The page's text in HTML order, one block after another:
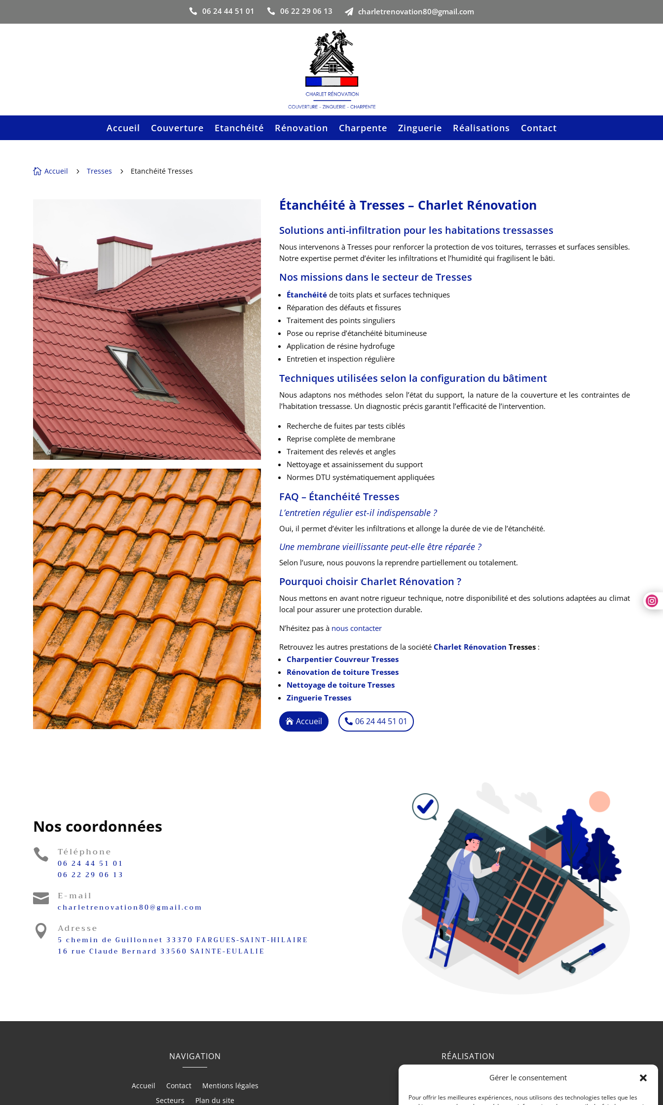
Gérer le consentement
Pour offrir les meilleures expériences, nous utilisons des technologies telles que les
 06 24 44 51 01  06 22 29 06 13  charletrenovation80@gmail.com
Accueil Couverture Etanchéité Rénovation Charpente Zinguerie Réalisations Contact
 Accueil 5 Tresses 5 Etanchéité Tresses
Étanchéité à Tresses – Charlet Rénovation
Solutions anti-infiltration pour les habitations tressasses
Nous intervenons à Tresses pour renforcer la protection de vos toitures, terrasses et surfaces sensibles.
Notre expertise permet d’éviter les infiltrations et l’humidité qui fragilisent le bâti.
Nos missions dans le secteur de Tresses
Étanchéité de toits plats et surfaces techniques
Réparation des défauts et fissures
Traitement des points singuliers
Pose ou reprise d’étanchéité bitumineuse
Application de résine hydrofuge
Entretien et inspection régulière
Techniques utilisées selon la configuration du bâtiment
Nous adaptons nos méthodes selon l’état du support, la nature de la couverture et les contraintes de
l’habitation tressasse. Un diagnostic précis garantit l’efficacité de l’intervention.
Recherche de fuites par tests ciblés
Reprise complète de membrane
Traitement des relevés et angles
Nettoyage et assainissement du support
Normes DTU systématiquement appliquées
FAQ – Étanchéité Tresses
L’entretien régulier est-il indispensable ?
Oui, il permet d’éviter les infiltrations et allonge la durée de vie de l’étanchéité.
Une membrane vieillissante peut-elle être réparée ?
Selon l’usure, nous pouvons la reprendre partiellement ou totalement.
Pourquoi choisir Charlet Rénovation ?
Nous mettons en avant notre rigueur technique, notre disponibilité et des solutions adaptées au climat
local pour assurer une protection durable.
N’hésitez pas à nous contacter
Retrouvez les autres prestations de la société Charlet Rénovation Tresses:
Charpentier Couvreur Tresses
Rénovation de toiture Tresses
Nettoyage de toiture Tresses
Zinguerie Tresses
Accueil 06 24 44 51 01
Nos coordonnées
 Téléphone
06 24 44 51 01
06 22 29 06 13
 E-mail
charletrenovation80@gmail.com
 Adresse
5 chemin de Guillonnet 33370 FARGUES-SAINT-HILAIRE
16 rue Claude Bernard 33560 SAINTE-EULALIE
NAVIGATION
Accueil Contact
Mentions légales
Secteurs
Plan du site

RÉALISATION